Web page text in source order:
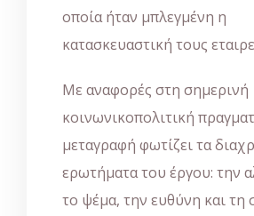
οποία ήταν μπλεγμένη η
κατασκευαστική τους
Με αναφορές στη σημερινή
κοινωνικοπολιτική
μεταγραφή φωτίζει τα
ερωτήματα του έργου: την
το ψέμα, την ευθύνη και τη